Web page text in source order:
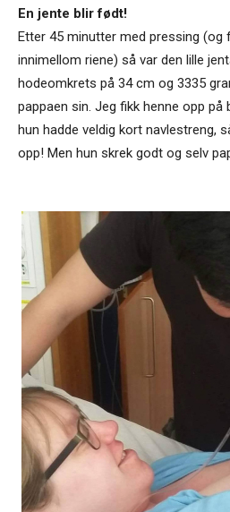
En jente blir født!
Etter 45 minutter med pressing (og
innimellom riene) så var den lille
hodeomkrets på 34 cm og 3335
pappaen sin. Jeg fikk henne opp på
hun hadde veldig kort navlestreng,
opp! Men hun skrek godt og selv